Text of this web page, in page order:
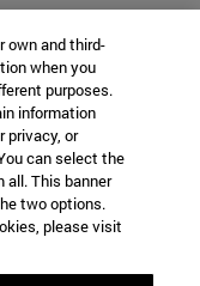
own and third-
when you
purposes.
information
privacy, or
can select the
all. This banner
two options.
please visit